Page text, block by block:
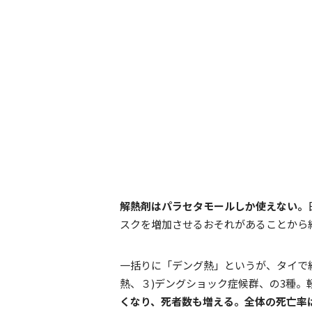
解熱剤はパラセタモールしか使えない。
スクを増加させるおそれがあることか
一括りに「デング熱」というが、タイ
熱、３)デングショック症候群、の3種
くなり、死者数も増える。全体の死亡